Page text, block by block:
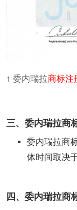
↑ 委内瑞拉商标注
三、委内瑞拉商
委内瑞拉商
体时间取决
四、委内瑞拉商